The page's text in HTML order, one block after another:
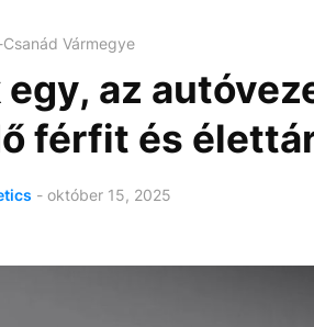
Vármegye
az
férfit és
- október 15, 2025